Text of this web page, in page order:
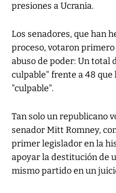
presiones a Ucrania.
Los senadores, que han
proceso, votaron primero
abuso de poder: Un total
culpable" frente a 48 que
"culpable".
Tan solo un republicano
senador Mitt Romney,
primer legislador en la
apoyar la destitución de
mismo partido en un